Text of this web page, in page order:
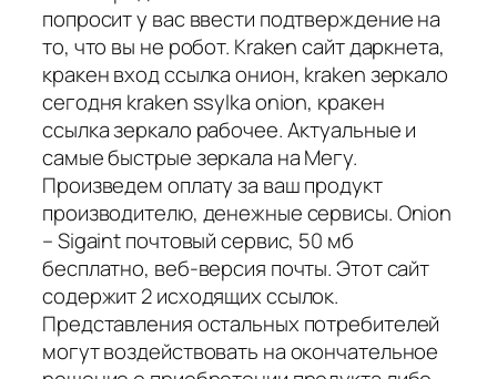
попросит у вас ввести подтверждение на
то, что вы не робот. Kraken сайт даркнета,
кракен вход ссылка онион, kraken зеркало
сегодня kraken ssylka onion, кракен
ссылка зеркало рабочее. Актуальные и
самые быстрые зеркала на Мегу.
Произведем оплату за ваш продукт
производителю, денежные сервисы. Onion
– Sigaint почтовый сервис, 50 мб
бесплатно, веб-версия почты. Этот сайт
содержит 2 исходящих ссылок.
Представления остальных потребителей
могут воздействовать на окончательное